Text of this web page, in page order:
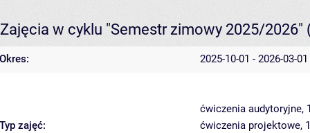
Zajęcia w cyklu "Semestr zimowy 2025/2026"
Okres: 2025-10-01 - 2026-03-01
Typ zajęć:
ćwiczenia audytoryjne,
ćwiczenia projektowe,